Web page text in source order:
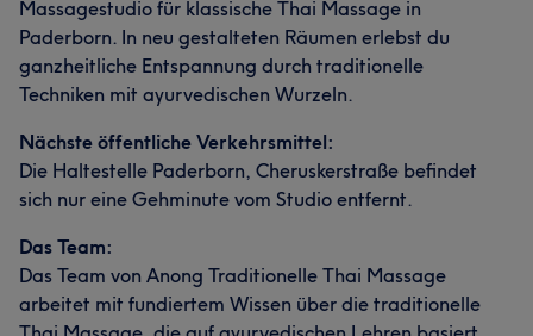
Massagestudio für klassische Thai Massage in
Paderborn. In neu gestalteten Räumen erlebst du
ganzheitliche Entspannung durch traditionelle
Techniken mit ayurvedischen Wurzeln.
Nächste öffentliche Verkehrsmittel:
Die Haltestelle Paderborn, Cheruskerstraße befindet
sich nur eine Gehminute vom Studio entfernt.
Das Team:
Das Team von Anong Traditionelle Thai Massage
arbeitet mit fundiertem Wissen über die traditionelle